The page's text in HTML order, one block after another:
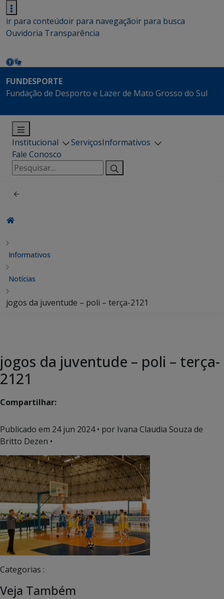
ir para conteúdoir para navegaçãoir para busca
Ouvidoria Transparência
FUNDESPORTE
Fundação de Desporto e Lazer de Mato Grosso do Sul
Institucional ServiçosInformativos
Fale Conosco
Pesquisar
por:
Informativos
Notícias
jogos da juventude – poli – terça-2121
jogos da juventude – poli – terça-
2121
Compartilhar:
Publicado em 24 jun 2024• por Ivana Claudia Souza de
Britto Dezen •
Categorias :
Veja Também